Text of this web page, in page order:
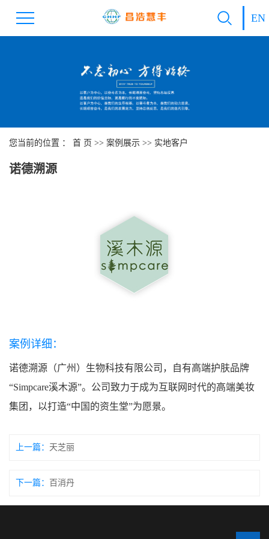
EN
您当前的位置 ： 首 页 >> 案例展示 >> 实地客户
诺德溯源
案例详细：
诺德溯源（广州）生物科技有限公司，自有高端护肤品牌
“Simpcare溪木源”。公司致力于成为互联网时代的高端美妆
集团，以打造“中国的资生堂”为愿景。
上一篇： 天芝丽
下一篇： 百消丹